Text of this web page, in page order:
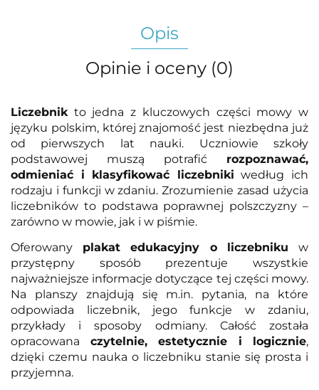
Opis
Opinie i oceny (0)
Liczebnik to jedna z kluczowych części mowy w
języku polskim, której znajomość jest niezbędna już
od pierwszych lat nauki. Uczniowie szkoły
podstawowej muszą potrafić rozpoznawać,
odmieniać i klasyfikować liczebniki według ich
rodzaju i funkcji w zdaniu. Zrozumienie zasad użycia
liczebników to podstawa poprawnej polszczyzny –
zarówno w mowie, jak i w piśmie.
Oferowany plakat edukacyjny o liczebniku w
przystępny sposób prezentuje wszystkie
najważniejsze informacje dotyczące tej części mowy.
Na planszy znajdują się m.in. pytania, na które
odpowiada liczebnik, jego funkcje w zdaniu,
przykłady i sposoby odmiany. Całość została
opracowana czytelnie, estetycznie i logicznie,
dzięki czemu nauka o liczebniku stanie się prosta i
przyjemna.